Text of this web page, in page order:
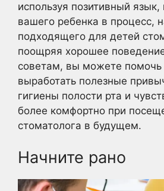
используя позитивный язык,
вашего ребенка в процесс,
подходящего для детей
поощряя хорошее
советам, вы можете помочь
выработать полезные
гигиены полости рта и
более комфортно при
стоматолога в будущем.
Начните рано